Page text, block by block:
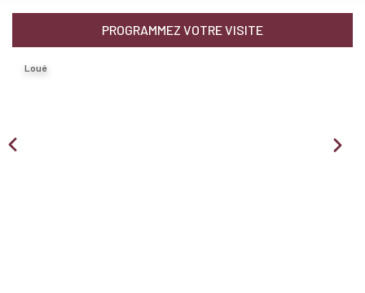
Nous Rejoindre
Loué
PROGRAMMEZ VOTRE VISITE